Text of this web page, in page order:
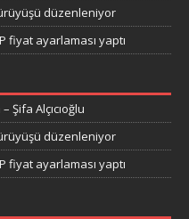
düzenleniyor
fiyat ayarlaması yaptı
Şifa Alçıcıoğlu
düzenleniyor
fiyat ayarlaması yaptı